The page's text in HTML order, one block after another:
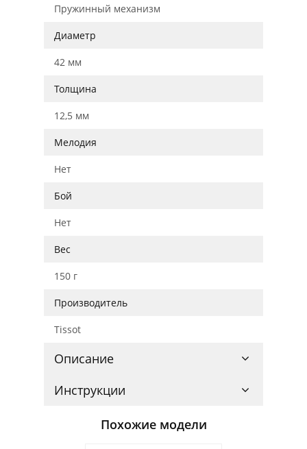
Пружинный механизм
Диаметр
42 мм
Толщина
12,5 мм
Мелодия
Нет
Бой
Нет
Вес
150 г
Производитель
Tissot
Описание
Инструкции
Похожие модели